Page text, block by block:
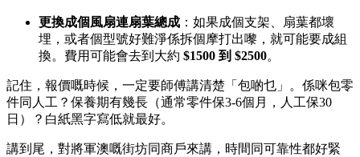
更換成個風扇連扇葉總成 ：如果成個支架、扇葉都壞
埋，或者個型號好難淨係拆個摩打出嚟，就可能要成組
換。費用可能會去到大約 $1500 到 $2500。
記住，報價嘅時候，一定要師傅講清楚「包啲乜」。係咪包零
件同人工？保養期有幾長（通常零件保3-6個月，人工保30
日）？白紙黑字寫低就最好。
講到尾，對將軍澳嘅街坊同商戶來講，時間同可靠性都好緊